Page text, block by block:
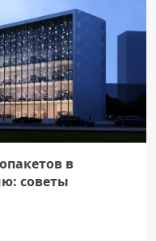
в
советы